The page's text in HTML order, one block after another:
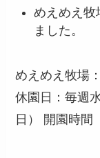
めえめえ牧
ました。
めえめえ牧場
休園日：毎週
日） 開園時